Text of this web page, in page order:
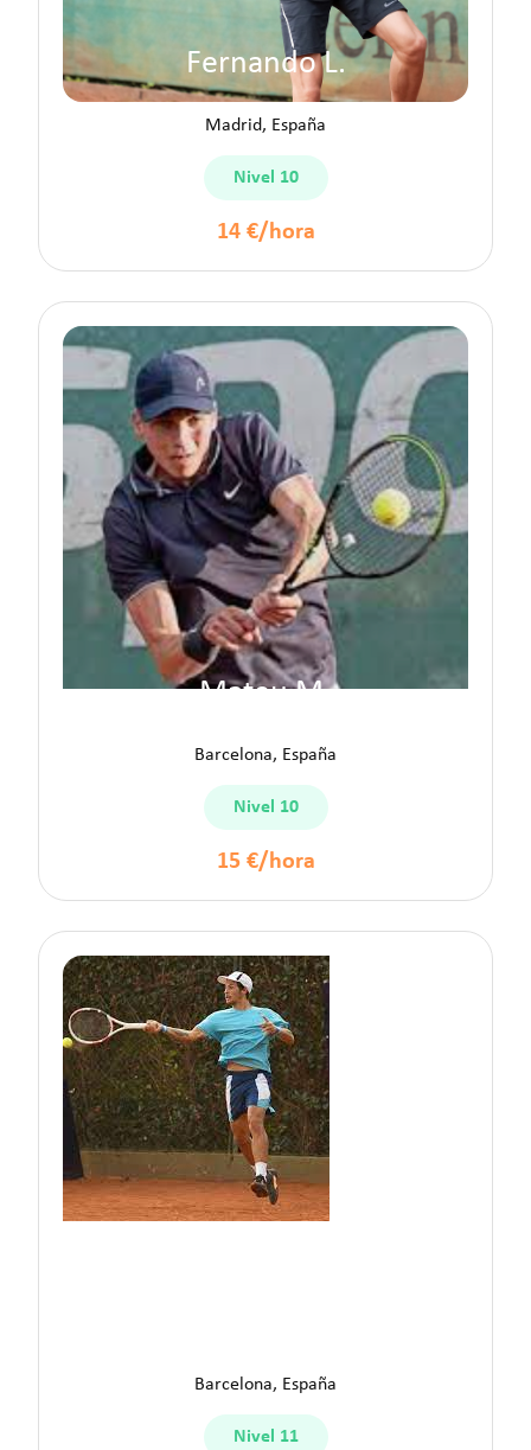
Fernando L.
Madrid, España
Nivel 10
14 €/hora
Mateu M.
Barcelona, España
Nivel 10
15 €/hora
Barcelona, España
Nivel 11